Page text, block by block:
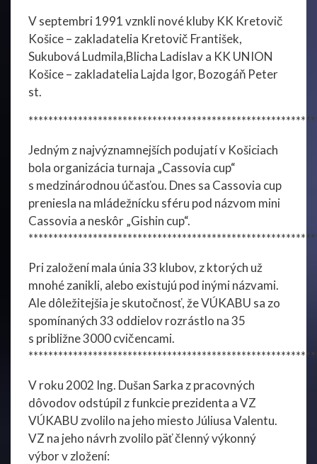
V septembri 1991 vznkli nové kluby KK Kretovič
Košice – zakladatelia Kretovič František,
Sukubová Ludmila,Blicha Ladislav a KK UNION
Košice – zakladatelia Lajda Igor, Bozogáň Peter
st.
Jedným z najvýznamnejších podujatí v Košiciach
bola organizácia turnaja „Cassovia cup“
s medzinárodnou účasťou. Dnes sa Cassovia cup
preniesla na mládežnícku sféru pod názvom mini
Cassovia a neskôr „Gishin cup“.
Pri založení mala únia 33 klubov, z ktorých už
mnohé zanikli, alebo existujú pod inými názvami.
Ale dôležitejšia je skutočnosť, že VÚKABU sa zo
spomínaných 33 oddielov rozrástlo na 35
s približne 3000 cvičencami.
V roku 2002 Ing. Dušan Sarka z pracovných
dôvodov odstúpil z funkcie prezidenta a VZ
VÚKABU zvolilo na jeho miesto Júliusa Valentu.
VZ na jeho návrh zvolilo päť členný výkonný
výbor v zložení: